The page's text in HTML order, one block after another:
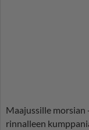
Maajussille morsian
rinnalleen